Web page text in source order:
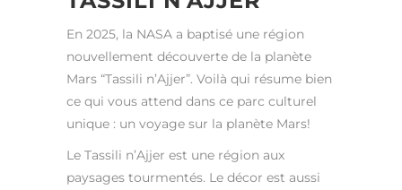
En 2025, la NASA a baptisé une région
nouvellement découverte de la planète
Mars “Tassili n’Ajjer”. Voilà qui résume bien
ce qui vous attend dans ce parc culturel
unique : un voyage sur la planète Mars!
Le Tassili n’Ajjer est une région aux
paysages tourmentés. Le décor est aussi